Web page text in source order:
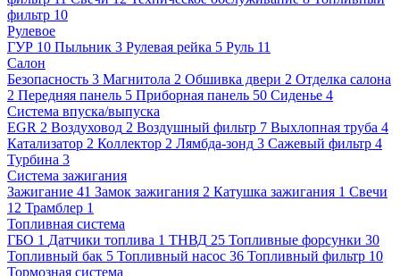
фильтр 10
Рулевое
ГУР 10 Пыльник 3 Рулевая рейка 5 Руль 11
Салон
Безопасность 3 Магнитола 2 Обшивка двери 2 Отделка салона
2 Передняя панель 5 Приборная панель 50 Сиденье 4
Система впуска/выпуска
EGR 2 Воздуховод 2 Воздушный фильтр 7 Выхлопная труба 4
Катализатор 2 Коллектор 2 Лямбда-зонд 3 Сажевый фильтр 4
Турбина 3
Система зажигания
Зажигание 41 Замок зажигания 2 Катушка зажигания 1 Свечи
12 Трамблер 1
Топливная система
ГБО 1 Датчики топлива 1 ТНВД 25 Топливные форсунки 30
Топливный бак 5 Топливный насос 36 Топливный фильтр 10
Тормозная система